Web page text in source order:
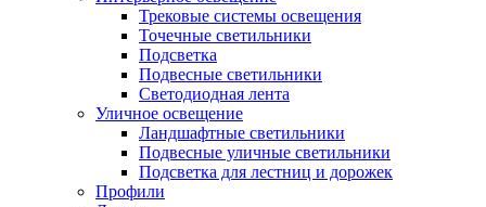
Трековые системы освещения
Точечные светильники
Подсветка
Подвесные светильники
Светодиодная лента
Уличное освещение
Ландшафтные светильники
Подвесные уличные светильники
Подсветка для лестниц и дорожек
Профили